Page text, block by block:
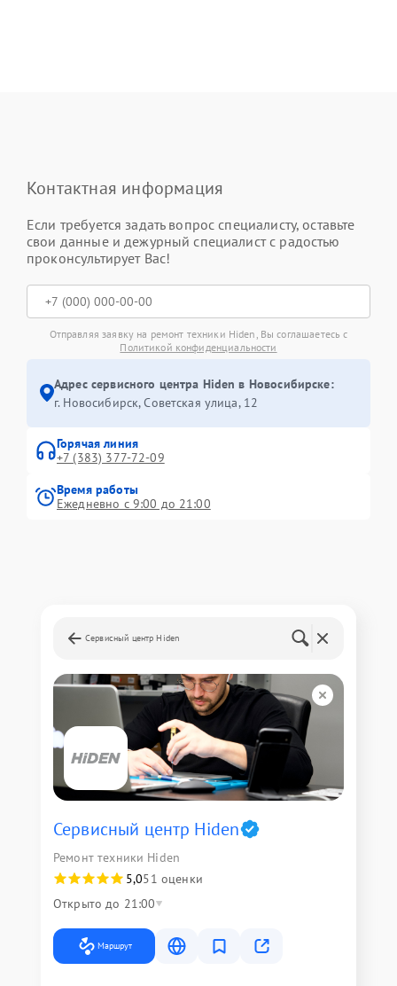
Контактная информация
Если требуется задать вопрос специалисту, оставьте
свои данные и дежурный специалист с радостью
проконсультирует Вас!
Отправляя заявку на ремонт техники Hiden, Вы соглашаетесь с
Политикой конфиденциальности
Адрес сервисного центра Hiden в Новосибирске:
г. Новосибирск, Советская улица, 12
Горячая линия
+7 (383) 377-72-09
Время работы
Ежедневно с 9:00 до 21:00
Сервисный центр Hiden
Сервисный центр Hiden
Ремонт техники Hiden
5,051 оценки
Открыто до 21:00
Маршрут